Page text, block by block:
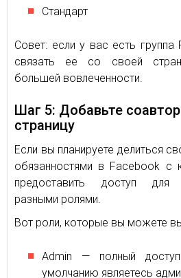
Стандарт
Совет: если у вас есть
связать ее со своей
большей вовлеченности.
Шаг 5: Добавьте
страницу
Если вы планируете делиться
обязанностями в Facebook с
предоставить доступ
разными ролями.
Вот роли, которые вы можете
Admin — полный
умолчанию являетесь